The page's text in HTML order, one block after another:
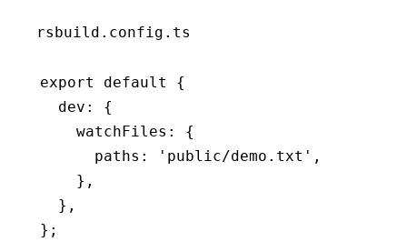
rsbuild.config.ts
export default
{
  dev
:
{
    watchFiles
:
{
      paths
: 'public/demo.txt' ,
    }
,
  }
,
};